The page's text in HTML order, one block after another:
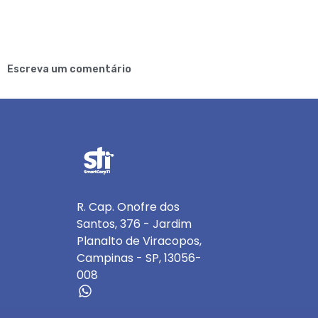
Escreva um comentário
R. Cap. Onofre dos
Santos, 376 - Jardim
Planalto de Viracopos,
Campinas - SP, 13056-
008